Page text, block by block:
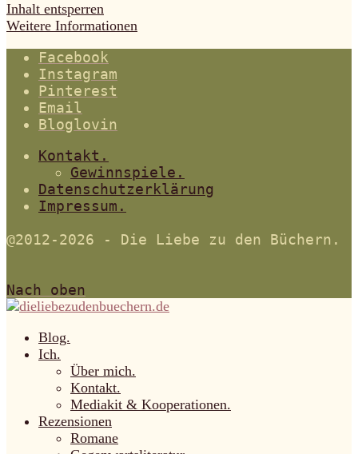
Inhalt entsperren
Weitere Informationen
Facebook
Instagram
Pinterest
Email
Bloglovin
Kontakt.
Gewinnspiele.
Datenschutzerklärung
Impressum.
@2012-2026 - Die Liebe zu den Büchern.
Nach oben
Blog.
Ich.
Über mich.
Kontakt.
Mediakit & Kooperationen.
Rezensionen
Romane